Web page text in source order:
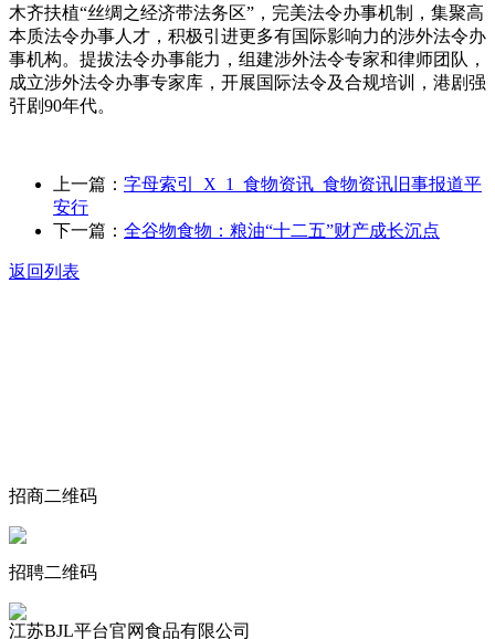
木齐扶植“丝绸之经济带法务区”，完美法令办事机制，集聚高
本质法令办事人才，积极引进更多有国际影响力的涉外法令办
事机构。提拔法令办事能力，组建涉外法令专家和律师团队，
成立涉外法令办事专家库，开展国际法令及合规培训，港剧强
㢨剧90年代。
上一篇： 字母索引_X_1_食物资讯_食物资讯旧事报道平
安行
下一篇： 全谷物食物：粮油“十二五”财产成长沉点
返回列表
招商二维码
招聘二维码
江苏BJL平台官网食品有限公司